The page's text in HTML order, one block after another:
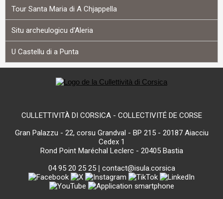
Tour Santa Maria di A Chjappella
Situ archeulogicu d'Aleria
U Castellu di a Punta
CULLETTIVITÀ DI CORSICA - COLLECTIVITÉ DE CORSE
Gran Palazzu - 22, corsu Grandval - BP 215 - 20187 Aiacciu
Cedex 1
Rond Point Maréchal Leclerc - 20405 Bastia
04 95 20 25 25| contact@isula.corsica